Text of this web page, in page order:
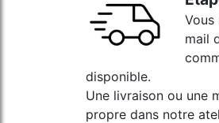
Vous
mail
disponible.
Une livraison ou une
propre dans notre